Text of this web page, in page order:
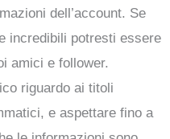
dell’account. Se
incredibili potresti essere
amici e follower.
riguardo ai titoli
e aspettare fino a